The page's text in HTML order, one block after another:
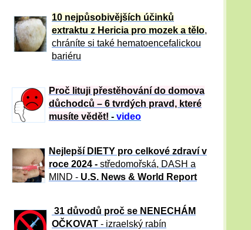
10 nejpůsobivějších účinků
extraktu z Hericia pro mozek a tělo,
chráníte si také hematoencefalickou
bariéru
Proč lituji přestěhování do domova
důchodců – 6 tvrdých pravd, které
musíte vědět! - video
Nejlepší DIETY pro celkové zdraví v
roce 2024 - středomořská, DASH a
MIND - U.S. News & World Report
31 důvod ů proč se NENECHÁM
OČKOVAT - izraelský rabín